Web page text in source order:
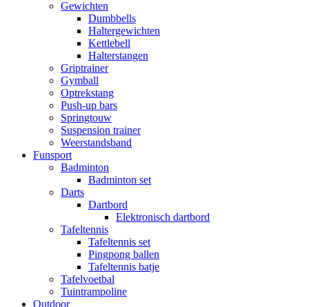
Gewichten
Dumbbells
Haltergewichten
Kettlebell
Halterstangen
Griptrainer
Gymball
Optrekstang
Push-up bars
Springtouw
Suspension trainer
Weerstandsband
Funsport
Badminton
Badminton set
Darts
Dartbord
Elektronisch dartbord
Tafeltennis
Tafeltennis set
Pingpong ballen
Tafeltennis batje
Tafelvoetbal
Tuintrampoline
Outdoor